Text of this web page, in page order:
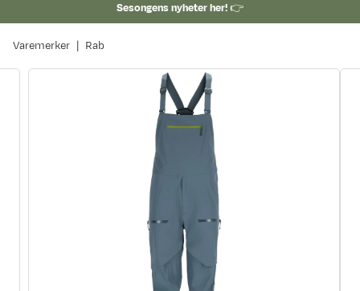
Sesongens nyheter her!👉
Varemerker Rab